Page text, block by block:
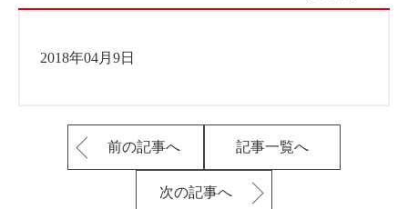
2018年04月9日
前の記事へ 記事一覧へ
次の記事へ